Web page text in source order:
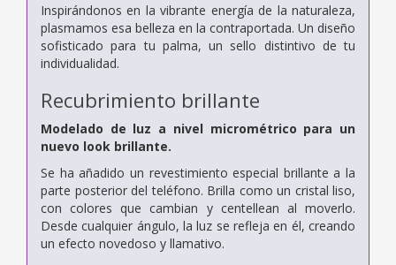
Inspirándonos en la vibrante energía de la naturaleza,
plasmamos esa belleza en la contraportada. Un diseño
sofisticado para tu palma, un sello distintivo de tu
individualidad.
Recubrimiento brillante
Modelado de luz a nivel micrométrico para un
nuevo look brillante.
Se ha añadido un revestimiento especial brillante a la
parte posterior del teléfono. Brilla como un cristal liso,
con colores que cambian y centellean al moverlo.
Desde cualquier ángulo, la luz se refleja en él, creando
un efecto novedoso y llamativo.